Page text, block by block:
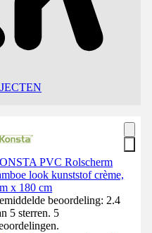
PVC Rolscherm
look kunststof crème,
x 180 cm
beoordeling: 2.4
5 sterren. 5